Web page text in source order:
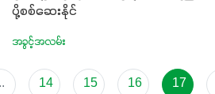
ပို့စစ်ဆေးနိုင်
အခွင့်အလမ်း
14 15 16 17